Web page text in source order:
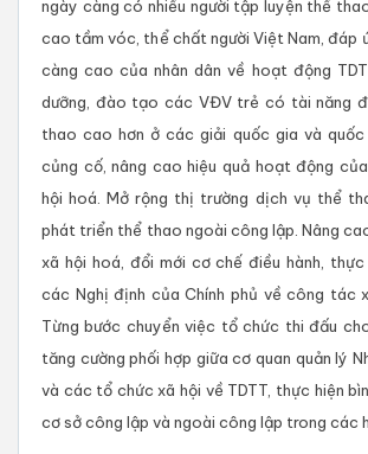
ngày càng có nhiều người tập luyện thể
cao tầm vóc, thể chất người Việt Nam, đáp
càng cao của nhân dân về hoạt động
dưỡng, đào tạo các VĐV trẻ có tài năng
thao cao hơn ở các giải quốc gia và quốc
củng cố, nâng cao hiệu quả hoạt động
hội hoá. Mở rộng thị trường dịch vụ thể
phát triển thể thao ngoài công lập. Nâng
xã hội hoá, đổi mới cơ chế điều hành, thực
các Nghị định của Chính phủ về công tác
Từng bước chuyển việc tổ chức thi đấu
tăng cường phối hợp giữa cơ quan quản lý
và các tổ chức xã hội về TDTT, thực hiện
cơ sở công lập và ngoài công lập trong các